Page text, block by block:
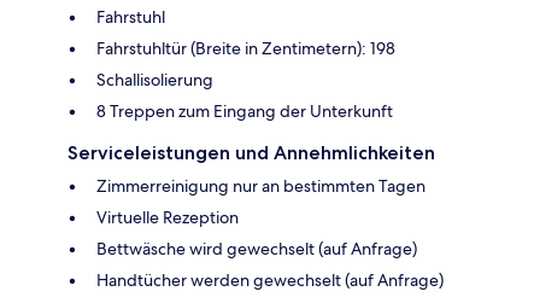
Fahrstuhl
Fahrstuhltür (Breite in Zentimetern): 198
Schallisolierung
8 Treppen zum Eingang der Unterkunft
Serviceleistungen und Annehmlichkeiten
Zimmerreinigung nur an bestimmten Tagen
Virtuelle Rezeption
Bettwäsche wird gewechselt (auf Anfrage)
Handtücher werden gewechselt (auf Anfrage)